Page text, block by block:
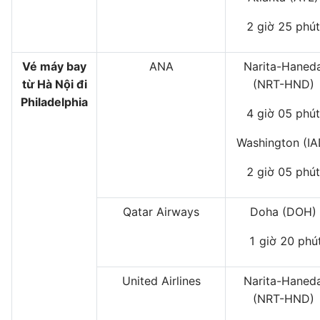
2 giờ 25 phút
Vé máy bay
từ Hà Nội đi
Philadelphia
ANA
Narita-
(NRT-HND)
4 giờ 05 phút
Washington
2 giờ 05 phút
Qatar Airways Doha (DOH)
1 giờ 20
United Airlines
Narita-
(NRT-HND)